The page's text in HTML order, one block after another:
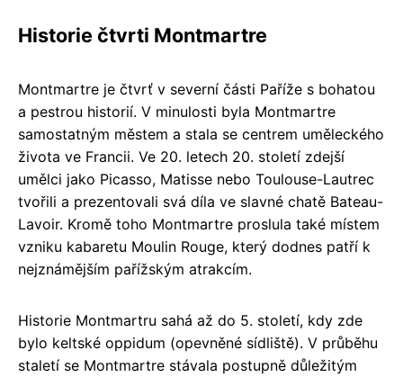
Historie čtvrti Montmartre
Montmartre je čtvrť v severní části Paříže s bohatou
a pestrou historií. V minulosti byla Montmartre
samostatným městem a stala se centrem uměleckého
života ve Francii. Ve 20. letech 20. století zdejší
umělci jako Picasso, Matisse nebo Toulouse-Lautrec
tvořili a prezentovali svá díla ve slavné chatě Bateau-
Lavoir. Kromě toho Montmartre proslula také místem
vzniku kabaretu Moulin Rouge, který dodnes patří k
nejznámějším pařížským atrakcím.
Historie Montmartru sahá až do 5. století, kdy zde
bylo keltské oppidum (opevněné sídliště). V průběhu
staletí se Montmartre stávala postupně důležitým